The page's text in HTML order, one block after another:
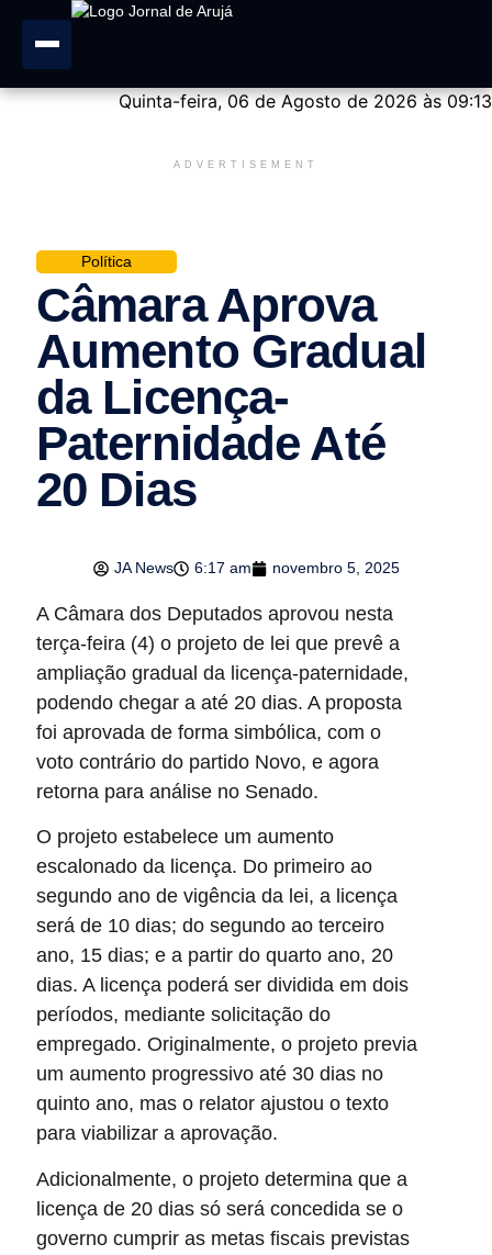
Quinta-feira, 06 de Agosto de 2026 às 09:13
ADVERTISEMENT
Política
Câmara Aprova
Aumento Gradual
da Licença-
Paternidade Até
20 Dias
JA News 6:17 am novembro 5, 2025
A Câmara dos Deputados aprovou nesta
terça-feira (4) o projeto de lei que prevê a
ampliação gradual da licença-paternidade,
podendo chegar a até 20 dias. A proposta
foi aprovada de forma simbólica, com o
voto contrário do partido Novo, e agora
retorna para análise no Senado.
O projeto estabelece um aumento
escalonado da licença. Do primeiro ao
segundo ano de vigência da lei, a licença
será de 10 dias; do segundo ao terceiro
ano, 15 dias; e a partir do quarto ano, 20
dias. A licença poderá ser dividida em dois
períodos, mediante solicitação do
empregado. Originalmente, o projeto previa
um aumento progressivo até 30 dias no
quinto ano, mas o relator ajustou o texto
para viabilizar a aprovação.
Adicionalmente, o projeto determina que a
licença de 20 dias só será concedida se o
governo cumprir as metas fiscais previstas